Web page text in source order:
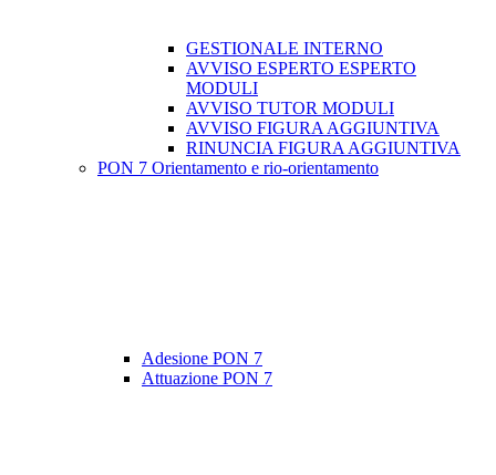
GESTIONALE INTERNO
AVVISO ESPERTO ESPERTO
MODULI
AVVISO TUTOR MODULI
AVVISO FIGURA AGGIUNTIVA
RINUNCIA FIGURA AGGIUNTIVA
PON 7 Orientamento e rio-orientamento
Adesione PON 7
Attuazione PON 7